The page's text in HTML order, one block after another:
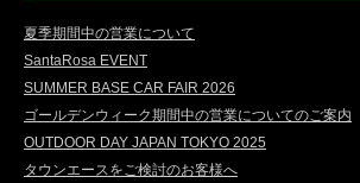
夏季期間中の営業について
SantaRosa EVENT
SUMMER BASE CAR FAIR 2026
ゴールデンウィーク期間中の営業についてのご案内
OUTDOOR DAY JAPAN TOKYO 2025
タウンエースをご検討のお客様へ